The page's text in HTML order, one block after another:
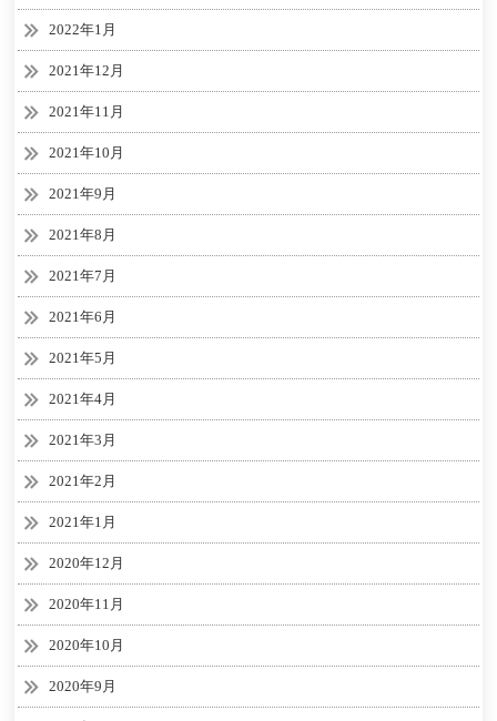
2022年1月
2021年12月
2021年11月
2021年10月
2021年9月
2021年8月
2021年7月
2021年6月
2021年5月
2021年4月
2021年3月
2021年2月
2021年1月
2020年12月
2020年11月
2020年10月
2020年9月